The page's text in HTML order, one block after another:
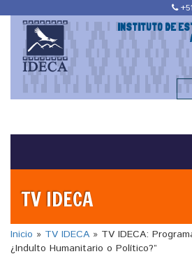
INSTITUTO DE
TV IDECA
Inicio » TV IDECA » TV IDECA:
¿Indulto Humanitario o Político?”